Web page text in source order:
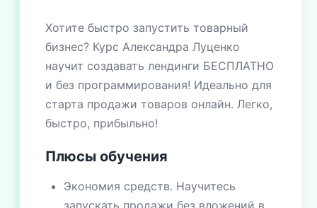
Хотите быстро запустить товарный
бизнес? Курс Александра Луценко
научит создавать лендинги БЕСПЛАТНО
и без программирования! Идеально для
старта продажи товаров онлайн. Легко,
быстро, прибыльно!
Плюсы обучения
Экономия средств. Научитесь